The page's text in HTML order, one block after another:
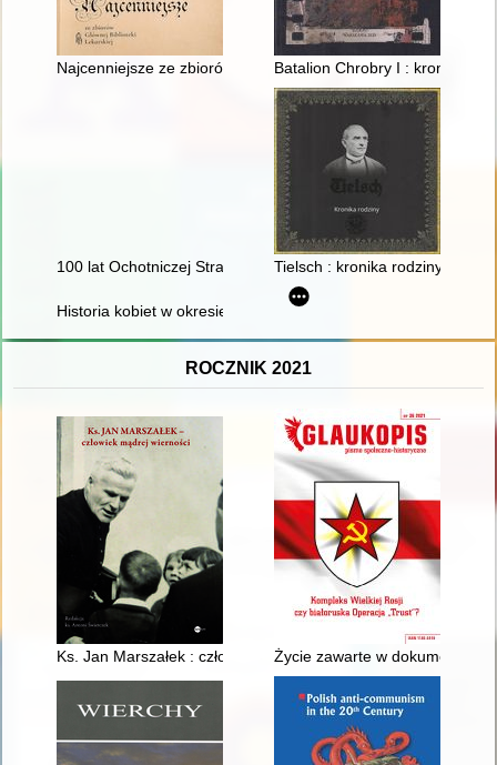
Najcenniejsze ze zbiorów Głównej Biblioteki Lekarskiej
Batalion Chrobry I : kronika :
100 lat Ochotniczej Straży Pożarnej w Kożuchowie (1925-
Tielsch : kronika rodziny
Historia kobiet w okresie 1945-1989 : dokonania naukowe,
ROCZNIK 2021
Ks. Jan Marszałek : człowiek mądrej wierności
Życie zawarte w dokumentach